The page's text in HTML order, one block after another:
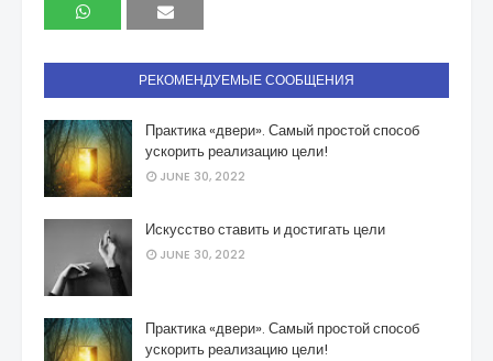
РЕКОМЕНДУЕМЫЕ СООБЩЕНИЯ
Практика «двери». Самый простой способ
ускорить реализацию цели!
JUNE 30, 2022
Искусство ставить и достигать цели
JUNE 30, 2022
Практика «двери». Самый простой способ
ускорить реализацию цели!